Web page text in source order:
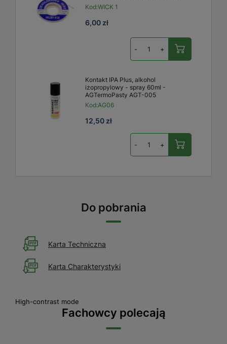
Kod:WICK 1
6,00 zł
- +
Kontakt IPA Plus, alkohol
izopropylowy - spray 60ml -
AGTermoPasty AGT-005
Kod:AG06
12,50 zł
- +
Do pobrania
Karta Techniczna
Karta Charakterystyki
High-contrast mode
Fachowcy polecają